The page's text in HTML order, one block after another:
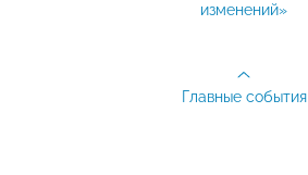
изменений»
Главные события